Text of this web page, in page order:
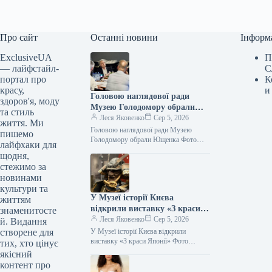
Про сайт
ExclusiveUA
— лайфстайл-
портал про
красу,
здоров'я, моду
та стиль
життя. Ми
пишемо
лайфхаки для
щодня,
стежимо за
новинами
культури та
життям
знаменитосте
й. Видання
створене для
тих, хто цінує
якісний
контент про
Останні новини
Головою наглядової ради
Музею Голодомору обрали
Ющенка
Леся Яковенко
Сер 5, 2026
Головою наглядової ради Музею
Голодомору обрали Ющенка Фото
Наглядова рада Національного музею
Голодомору-геноциду на своєму
першому засіданні…
У Музеї історії Києва
відкрили виставку «З краси
Японії»
Леся Яковенко
Сер 5, 2026
У Музеї історії Києва відкрили
виставку «З краси Японії» Фото
історії міста Києва відкрили
виставку…
и